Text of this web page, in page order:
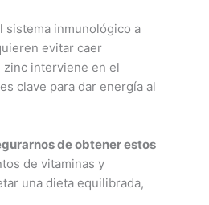
sistema inmunológico a
evitar caer
zinc interviene en el
clave para dar energía al
de obtener estos
de vitaminas y
una dieta equilibrada,